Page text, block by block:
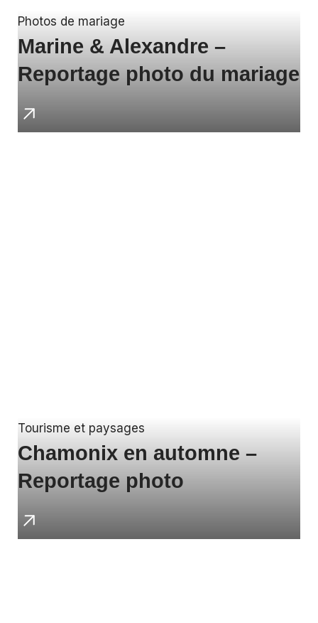
Photos de mariage
Marine & Alexandre –
Reportage photo du mariage
Tourisme et paysages
Chamonix en automne –
Reportage photo